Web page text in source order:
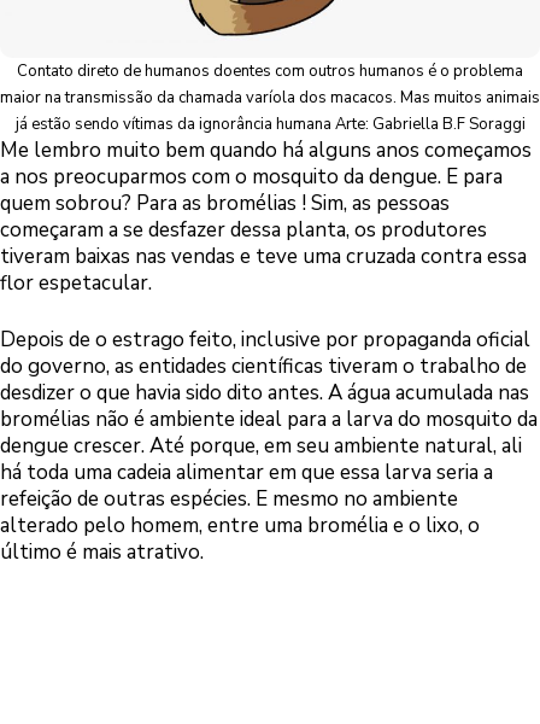
Contato direto de humanos doentes com outros humanos é o problema
maior na transmissão da chamada varíola dos macacos. Mas muitos animais
já estão sendo vítimas da ignorância humana Arte: Gabriella B.F Soraggi
Me lembro muito bem quando há alguns anos começamos
a nos preocuparmos com o mosquito da dengue. E para
quem sobrou? Para as bromélias ! Sim, as pessoas
começaram a se desfazer dessa planta, os produtores
tiveram baixas nas vendas e teve uma cruzada contra essa
flor espetacular.
Depois de o estrago feito, inclusive por propaganda oficial
do governo, as entidades científicas tiveram o trabalho de
desdizer o que havia sido dito antes. A água acumulada nas
bromélias não é ambiente ideal para a larva do mosquito da
dengue crescer. Até porque, em seu ambiente natural, ali
há toda uma cadeia alimentar em que essa larva seria a
refeição de outras espécies. E mesmo no ambiente
alterado pelo homem, entre uma bromélia e o lixo, o
último é mais atrativo.